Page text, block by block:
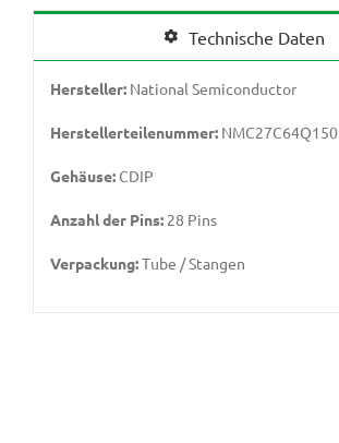
Technische Daten
Hersteller: National Semiconductor
Herstellerteilenummer: NMC27C64Q150
Gehäuse: CDIP
Anzahl der Pins: 28 Pins
Verpackung:Tube / Stangen